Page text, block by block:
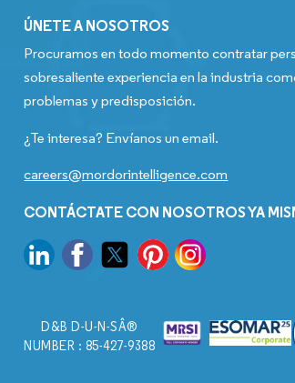
ÚNETE A NOSOTROS
Procuramos en todo momento contratar
sobresaliente experiencia en la industria
problemas y predisposición.
¿Te interesa? Envíanos un email.
careers@mordorintelligence.com
CONTÁCTATE CON NOSOTROS YA
D&B D-U-N-SÂ®
NUMBER : 85-427-9388